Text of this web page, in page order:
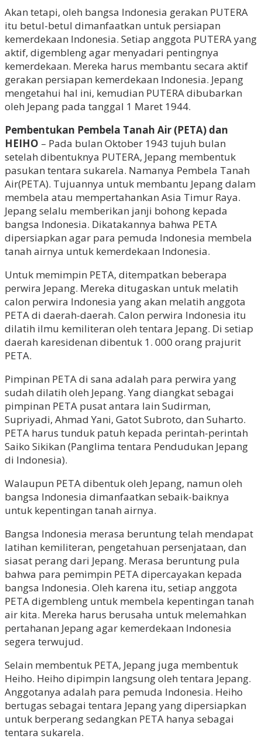
Akan tetapi, oleh bangsa Indonesia gerakan PUTERA
itu betul-betul dimanfaatkan untuk persiapan
kemerdekaan Indonesia. Setiap anggota PUTERA yang
aktif, digembleng agar menyadari pentingnya
kemerdekaan. Mereka harus membantu secara aktif
gerakan persiapan kemerdekaan Indonesia. Jepang
mengetahui hal ini, kemudian PUTERA dibubarkan
oleh Jepang pada tanggal 1 Maret 1944.
Pembentukan Pembela Tanah Air (PETA) dan
HEIHO – Pada bulan Oktober 1943 tujuh bulan
setelah dibentuknya PUTERA, Jepang membentuk
pasukan tentara sukarela. Namanya Pembela Tanah
Air(PETA). Tujuannya untuk membantu Jepang dalam
membela atau mempertahankan Asia Timur Raya.
Jepang selalu memberikan janji bohong kepada
bangsa Indonesia. Dikatakannya bahwa PETA
dipersiapkan agar para pemuda Indonesia membela
tanah airnya untuk kemerdekaan Indonesia.
Untuk memimpin PETA, ditempatkan beberapa
perwira Jepang. Mereka ditugaskan untuk melatih
calon perwira Indonesia yang akan melatih anggota
PETA di daerah-daerah. Calon perwira Indonesia itu
dilatih ilmu kemiliteran oleh tentara Jepang. Di setiap
daerah karesidenan dibentuk 1. 000 orang prajurit
PETA.
Pimpinan PETA di sana adalah para perwira yang
sudah dilatih oleh Jepang. Yang diangkat sebagai
pimpinan PETA pusat antara lain Sudirman,
Supriyadi, Ahmad Yani, Gatot Subroto, dan Suharto.
PETA harus tunduk patuh kepada perintah-perintah
Saiko Sikikan (Panglima tentara Pendudukan Jepang
di Indonesia).
Walaupun PETA dibentuk oleh Jepang, namun oleh
bangsa Indonesia dimanfaatkan sebaik-baiknya
untuk kepentingan tanah airnya.
Bangsa Indonesia merasa beruntung telah mendapat
latihan kemiliteran, pengetahuan persenjataan, dan
siasat perang dari Jepang. Merasa beruntung pula
bahwa para pemimpin PETA dipercayakan kepada
bangsa Indonesia. Oleh karena itu, setiap anggota
PETA digembleng untuk membela kepentingan tanah
air kita. Mereka harus berusaha untuk melemahkan
pertahanan Jepang agar kemerdekaan Indonesia
segera terwujud.
Selain membentuk PETA, Jepang juga membentuk
Heiho. Heiho dipimpin langsung oleh tentara Jepang.
Anggotanya adalah para pemuda Indonesia. Heiho
bertugas sebagai tentara Jepang yang dipersiapkan
untuk berperang sedangkan PETA hanya sebagai
tentara sukarela.